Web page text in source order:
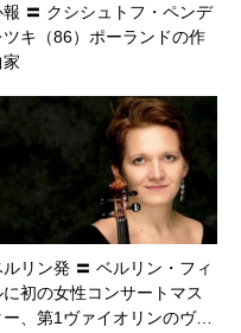
報 〓 クシシュトフ・ペンデ
ツキ（86）ポーランドの作
家
ルリン発 〓 ベルリン・フィ
に初の女性コンサートマス
ー、第1ヴァイオリンのヴ…